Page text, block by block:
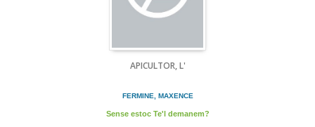
APICULTOR, L'
FERMINE, MAXENCE
Sense estoc Te'l demanem?